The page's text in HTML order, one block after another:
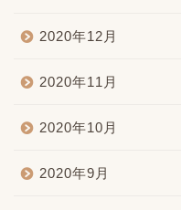
2020年12月
2020年11月
2020年10月
2020年9月